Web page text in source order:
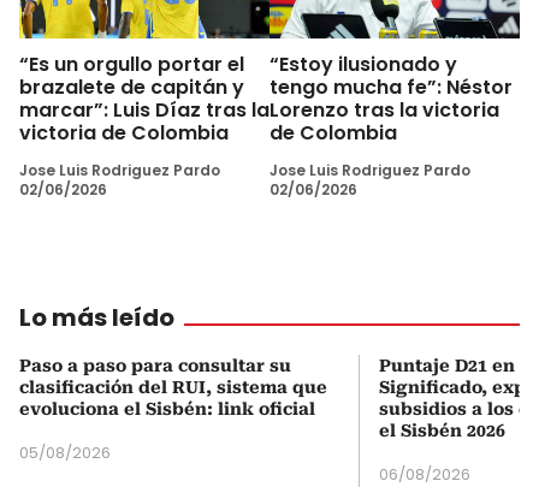
“Es un orgullo portar el
brazalete de capitán y
marcar”: Luis Díaz tras la
victoria de Colombia
Jose Luis Rodriguez Pardo
02/06/2026
“Estoy ilusionado y
tengo mucha fe”: Néstor
Lorenzo tras la victoria
de Colombia
Jose Luis Rodriguez Pardo
02/06/2026
Lo más leído
Paso a paso para consultar su
clasificación del RUI, sistema que
evoluciona el Sisbén: link oficial
05/08/2026
Puntaje D21 en
Significado,
subsidios a los
el Sisbén 2026
06/08/2026